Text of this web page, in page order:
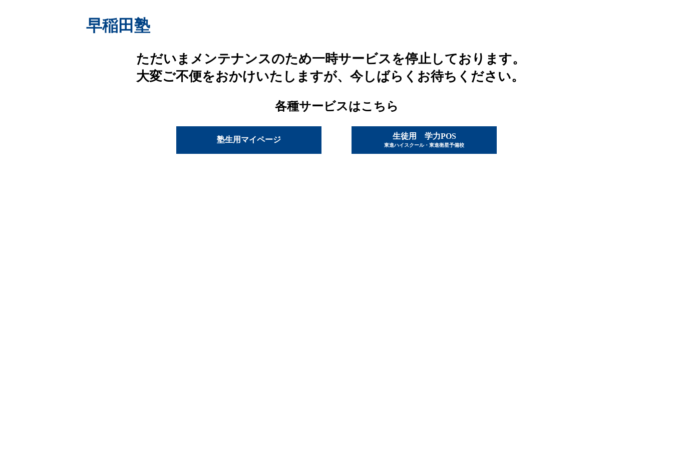
早稲田塾
ただいまメンテナンスのため一時サービスを停止しております。
大変ご不便をおかけいたしますが、今しばらくお待ちください。
各種サービスはこちら
塾生用マイページ 生徒用 学力POS
東進ハイスクール・東進衛星予備校